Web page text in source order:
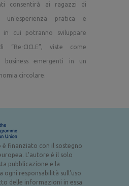
consentirà ai ragazzi di
un’esperienza pratica e
in cui potranno sviluppare
“Re-CICLE”, viste come
business emergenti in un
circolare.
finanziato con il sostegno
L’autore è il solo
pubblicazione e la
ogni responsabilità sull’uso
delle informazioni in essa